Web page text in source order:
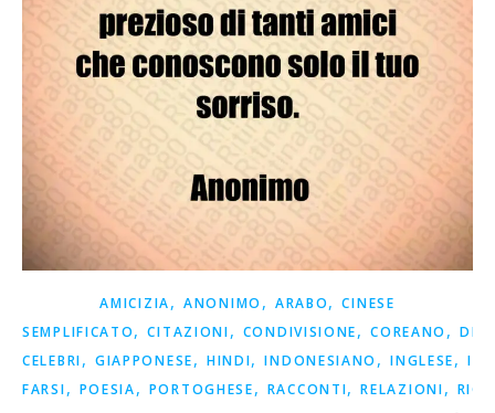
AMICIZIA, ANONIMO , ARABO,CINESE
SEMPLIFICATO,CITAZIONI, CONDIVISIONE,COREANO ,
CELEBRI, GIAPPONESE, HINDI,INDONESIANO ,INGLESE,
FARSI, POESIA, PORTOGHESE, RACCONTI,RELAZIONI,